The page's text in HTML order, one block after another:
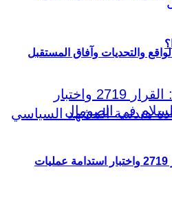
والتحديات وآفاق المستقبل
متلازمة مقديشو: القرار 2719 واختبار استدامة عمليات